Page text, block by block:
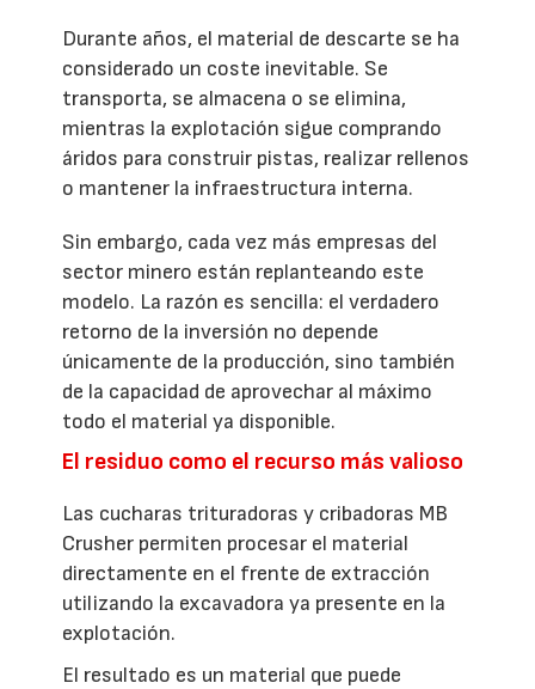
Durante años, el material de descarte se ha
considerado un coste inevitable. Se
transporta, se almacena o se elimina,
mientras la explotación sigue comprando
áridos para construir pistas, realizar rellenos
o mantener la infraestructura interna.
Sin embargo, cada vez más empresas del
sector minero están replanteando este
modelo. La razón es sencilla: el verdadero
retorno de la inversión no depende
únicamente de la producción, sino también
de la capacidad de aprovechar al máximo
todo el material ya disponible.
El residuo como el recurso más valioso
Las cucharas trituradoras y cribadoras MB
Crusher permiten procesar el material
directamente en el frente de extracción
utilizando la excavadora ya presente en la
explotación.
El resultado es un material que puede